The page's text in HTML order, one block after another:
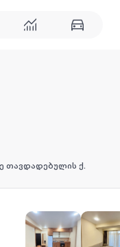
თავდადებულის ქ.